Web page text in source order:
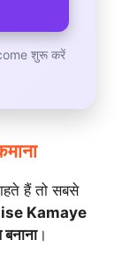
शुरू करें
हैं तो सबसे
Kamaye
।